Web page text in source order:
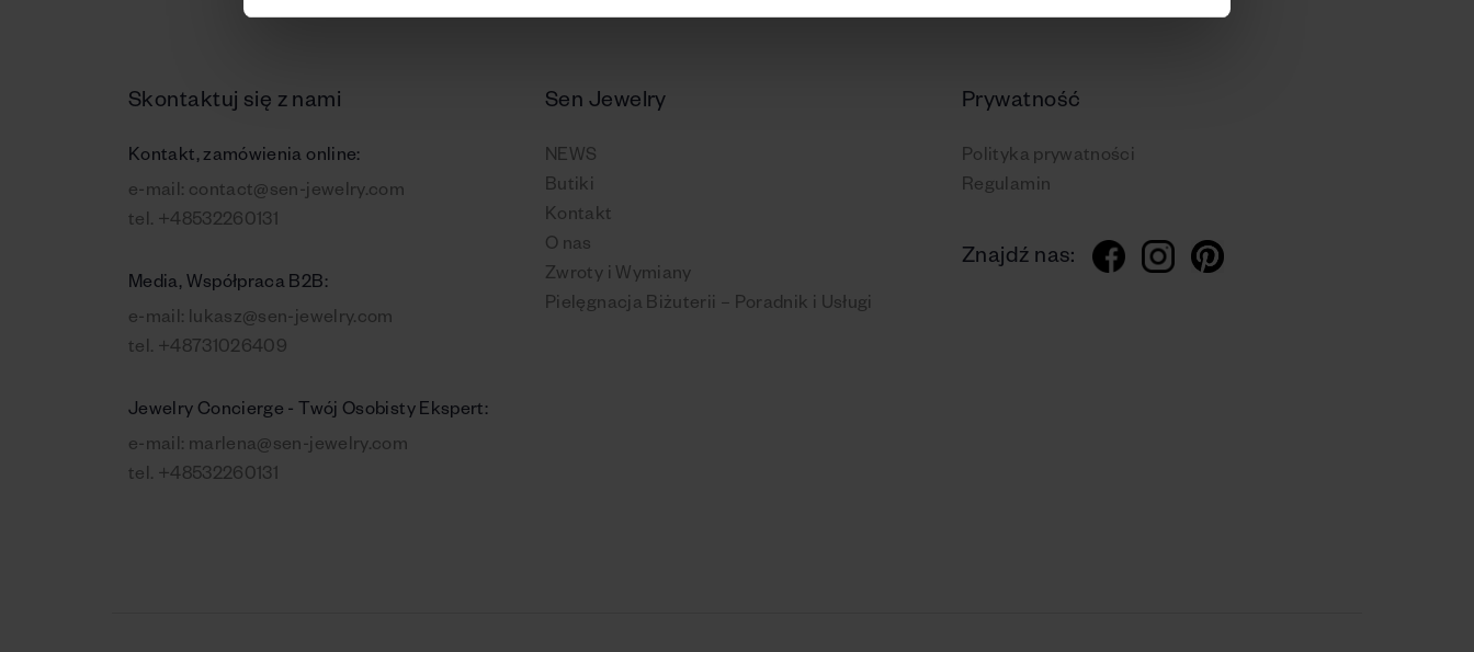
Skontaktuj się z nami
Kontakt, zamówienia online:
e-mail: contact@sen-jewelry.com
tel. +48532260131
Media, Współpraca B2B:
e-mail: lukasz@sen-jewelry.com
tel. +48731026409
Jewelry Concierge - Twój Osobisty Ekspert:
e-mail: marlena@sen-jewelry.com
tel. +48532260131
Sen Jewelry
NEWS
Butiki
Kontakt
O nas
Zwroty i Wymiany
Pielęgnacja Biżuterii – Poradnik i Usługi
Prywatność
Polityka prywatności
Regulamin
Znajdź nas: